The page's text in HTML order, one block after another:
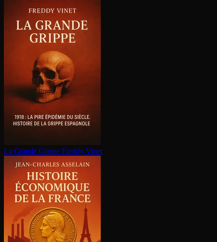
La Grande Grippe Freddy Vinet